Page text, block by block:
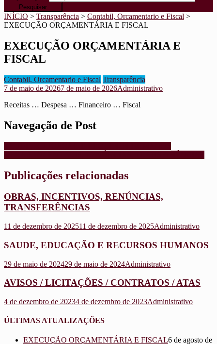
INÍCIO > Transparência > Contabil, Orcamentario e Fiscal >
EXECUÇÃO ORÇAMENTÁRIA E FISCAL
EXECUÇÃO ORÇAMENTÁRIA E
FISCAL
Contabil, Orcamentario e Fiscal Transparência
7 de maio de 20267 de maio de 2026Administrativo
Receitas … Despesa … Financeiro … Fiscal
Navegação de Post
Publicações relacionadas
OBRAS, INCENTIVOS, RENÚNCIAS,
TRANSFERÊNCIAS
11 de dezembro de 202511 de dezembro de 2025Administrativo
SAUDE, EDUCAÇÃO E RECURSOS HUMANOS
29 de maio de 202429 de maio de 2024Administrativo
AVISOS / LICITAÇÕES / CONTRATOS / ATAS
4 de dezembro de 20234 de dezembro de 2023Administrativo
ÚLTIMAS ATUALIZAÇÕES
EXECUÇÃO ORÇAMENTÁRIA E FISCAL6 de agosto de